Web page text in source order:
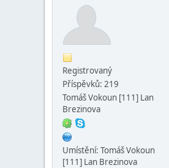
Registrovaný
Příspěvků: 219
Tomáš Vokoun [111] Lan
Brezinova
Umístění: Tomáš Vokoun
[111] Lan Brezinova